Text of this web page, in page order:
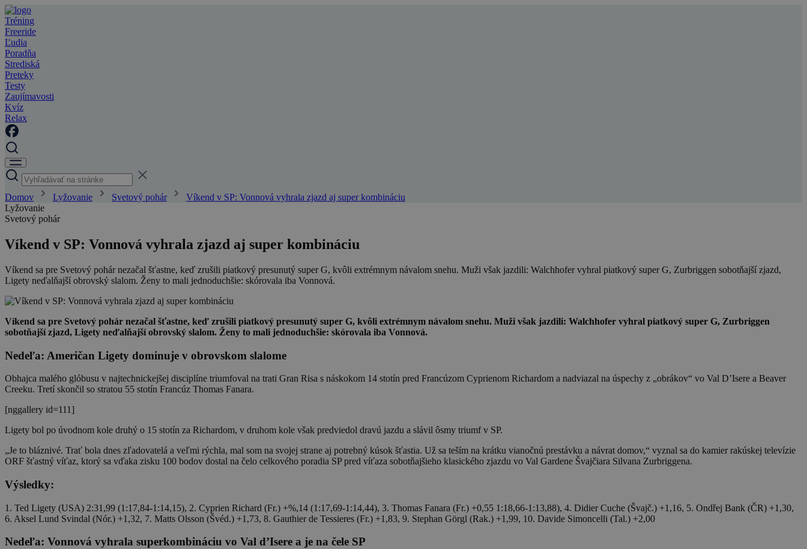
Tréning
Freeride
Ľudia
Poradňa
Strediská
Preteky
Testy
Zaujímavosti
Kvíz
Relax
Domov Lyžovanie Svetový pohár
Víkend v SP: Vonnová vyhrala zjazd aj super kombináciu
Lyžovanie
Svetový pohár
Víkend v SP: Vonnová vyhrala zjazd aj super kombináciu
Víkend sa pre Svetový pohár nezačal šťastne, keď zrušili piatkový presunutý super G, kvôli extrémnym návalom snehu. Muži však jazdili: Walchhofer vyhral piatkový super G, Zurbriggen sobotňajší zjazd,
Ligety neďalňajší obrovský slalom. Ženy to mali jednoduchšie: skórovala iba Vonnová.
Víkend sa pre Svetový pohár nezačal šťastne, keď zrušili piatkový presunutý super G, kvôli extrémnym návalom snehu. Muži však jazdili: Walchhofer vyhral piatkový super G, Zurbriggen
sobotňajší zjazd, Ligety neďalňajší obrovský slalom. Ženy to mali jednoduchšie: skórovala iba Vonnová.
Nedeľa: Američan Ligety dominuje v obrovskom slalome
Obhajca malého glóbusu v najtechnickejšej disciplíne triumfoval na trati Gran Risa s náskokom 14 stotín pred Francúzom Cyprienom Richardom a nadviazal na úspechy z „obrákov“ vo Val D’Isere a Beaver
Creeku. Tretí skončil so stratou 55 stotín Francúz Thomas Fanara.
[nggallery id=111]
Ligety bol po úvodnom kole druhý o 15 stotín za Richardom, v druhom kole však predviedol dravú jazdu a slávil ôsmy triumf v SP.
„Je to bláznivé. Trať bola dnes zľadovatelá a veľmi rýchla, mal som na svojej strane aj potrebný kúsok šťastia. Už sa teším na krátku vianočnú prestávku a návrat domov,“ vyznal sa do kamier rakúskej televízie
ORF šťastný víťaz, ktorý sa vďaka zisku 100 bodov dostal na čelo celkového poradia SP pred víťaza sobotňajšieho klasického zjazdu vo Val Gardene Švajčiara Silvana Zurbriggena.
Výsledky:
1. Ted Ligety (USA) 2:31,99 (1:17,84-1:14,15), 2. Cyprien Richard (Fr.) +%,14 (1:17,69-1:14,44), 3. Thomas Fanara (Fr.) +0,55 1:18,66-1:13,88), 4. Didier Cuche (Švajč.) +1,16, 5. Ondřej Bank (ČR) +1,30,
6. Aksel Lund Svindal (Nór.) +1,32, 7. Matts Olsson (Švéd.) +1,73, 8. Gauthier de Tessieres (Fr.) +1,83, 9. Stephan Görgl (Rak.) +1,99, 10. Davide Simoncelli (Tal.) +2,00
Nedeľa: Vonnová vyhrala superkombináciu vo Val d’Isere a je na čele SP